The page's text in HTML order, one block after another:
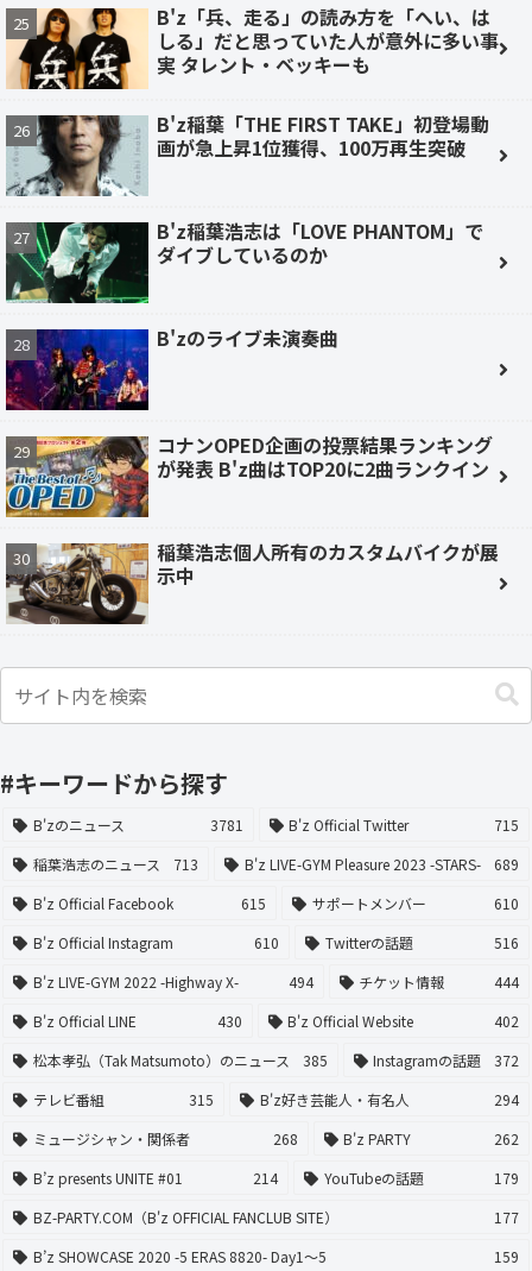
B'z「兵、走る」の読み方を「へい、は
しる」だと思っていた人が意外に多い事
実 タレント・ベッキーも
B'z稲葉「THE FIRST TAKE」初登場動
画が急上昇1位獲得、100万再生突破
B'z稲葉浩志は「LOVE PHANTOM」で
ダイブしているのか
B'zのライブ未演奏曲
コナンOPED企画の投票結果ランキング
が発表 B'z曲はTOP20に2曲ランクイン
稲葉浩志個人所有のカスタムバイクが展
示中
#キーワードから探す
B'zのニュース 3781 B'z Official Twitter
715
稲葉浩志のニュース
713 B'z LIVE-GYM Pleasure 2023 -STARS-
689
B'z Official Facebook
615 サポートメンバー
610
B'z Official Instagram
610 Twitterの話題
516
B'z LIVE-GYM 2022 -Highway X-
494 チケット情報
444
B'z Official LINE
430 B'z Official Website
402
松本孝弘（Tak Matsumoto）のニュース
385 Instagramの話題
372
テレビ番組
315 B'z好き芸能人・有名人
294
ミュージシャン・関係者
268 B'z PARTY
262
B’z presents UNITE #01
214 YouTubeの話題
179
BZ-PARTY.COM（B'z OFFICIAL FANCLUB SITE）
177
B’z SHOWCASE 2020 -5 ERAS 8820- Day1〜5
159